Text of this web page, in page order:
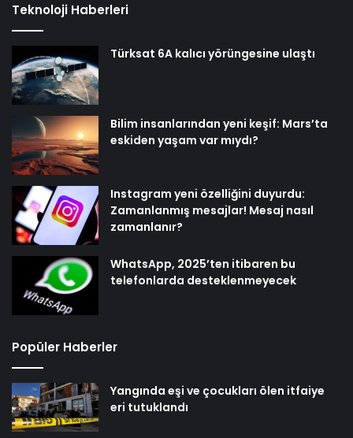
Teknoloji Haberleri
Türksat 6A kalıcı yörüngesine ulaştı
Bilim insanlarından yeni keşif: Mars’ta
eskiden yaşam var mıydı?
Instagram yeni özelliğini duyurdu:
Zamanlanmış mesajlar! Mesaj nasıl
zamanlanır?
WhatsApp, 2025’ten itibaren bu
telefonlarda desteklenmeyecek
Popüler Haberler
Yangında eşi ve çocukları ölen itfaiye
eri tutuklandı